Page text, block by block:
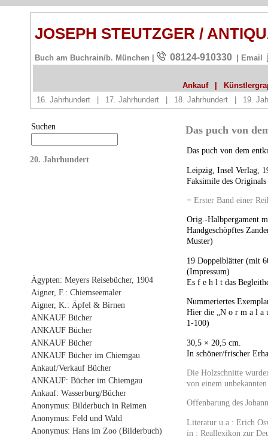
JOSEPH STEUTZGER /
Buch am Buchrain/b. München | 08124-910330 | Email
Ankauf
16. Jahrhundert
17. Jahrhundert 18. Jahrhundert 19.
Suchen
20. Jahrhundert
Ägypten: Meyers Reisebücher, 1904
Aigner, F.: Chiemseemaler
Aigner, K.: Äpfel & Birnen
ANKAUF Bücher
ANKAUF Bücher
ANKAUF Bücher
ANKAUF Bücher im Chiemgau
Ankauf/Verkauf Bücher
ANKAUF: Bücher im Chiemgau
Ankauf: Wasserburg/Bücher
Anonymus: Bilderbuch in Reimen
Anonymus: Feld und Wald
Anonymus: Hans im Zoo (Bilderbuch)
Das puch von
Das puch von dem
Leipzig, Insel Verlag,
Faksimile des
= Erster Band einer
Orig.-Halbpergament
Handgeschöpftes
Muster)
19 Doppelblätter (mit
(Impressum)
Es f e h l t das
Nummeriertes
Hier die „N o r m a l a
1-100)
30,5 × 20,5 cm.
In schöner/frischer
Die Holzschnitte
von einem
Offenbarung des
Literatur u.a : Erich
in : Reallexikon zur